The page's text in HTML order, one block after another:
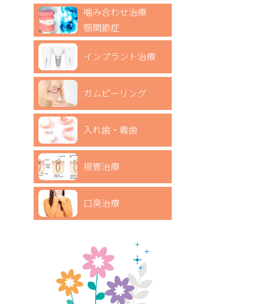
噛み合わせ治療
顎関節症
インプラント治療
ガムピーリング
入れ歯・義歯
根管治療
口臭治療